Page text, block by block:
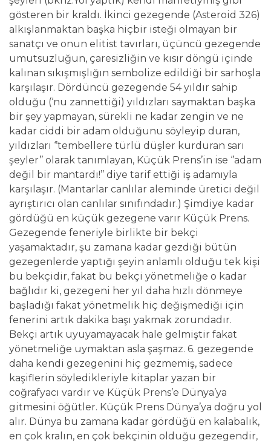
gösteren bir kraldı. İkinci gezegende (Asteroid 326)
alkışlanmaktan başka hiçbir isteği olmayan bir
sanatçı ve onun elitist tavırları, üçüncü gezegende
umutsuzluğun, çaresizliğin ve kısır döngü içinde
kalınan sıkışmışlığın sembolize edildiği bir sarhoşla
karşılaşır. Dördüncü gezegende 54 yıldır sahip
olduğu (‘nu zannettiği) yıldızları saymaktan başka
bir şey yapmayan, sürekli ne kadar zengin ve ne
kadar ciddi bir adam olduğunu söyleyip duran,
yıldızları ‘’tembellere türlü düşler kurduran sarı
şeyler’’ olarak tanımlayan, Küçük Prens’in ise ‘’adam
değil bir mantardı!’’ diye tarif ettiği iş adamıyla
karşılaşır. (Mantarlar canlılar aleminde üretici değil
ayrıştırıcı olan canlılar sınıfındadır.) Şimdiye kadar
gördüğü en küçük gezegene varır Küçük Prens.
Gezegende feneriyle birlikte bir bekçi
yaşamaktadır, şu zamana kadar gezdiği bütün
gezegenlerde yaptığı şeyin anlamlı olduğu tek kişi
bu bekçidir, fakat bu bekçi yönetmeliğe o kadar
bağlıdır ki, gezegeni her yıl daha hızlı dönmeye
başladığı fakat yönetmelik hiç değişmediği için
fenerini artık dakika başı yakmak zorundadır.
Bekçi artık uyuyamayacak hale gelmiştir fakat
yönetmeliğe uymaktan asla şaşmaz. 6. gezegende
daha kendi gezegenini hiç gezmemiş, sadece
kaşiflerin söyledikleriyle kitaplar yazan bir
coğrafyacı vardır ve Küçük Prens’e Dünya’ya
gitmesini öğütler. Küçük Prens Dünya’ya doğru yol
alır. Dünya bu zamana kadar gördüğü en kalabalık,
en çok kralın, en çok bekçinin olduğu gezegendir,